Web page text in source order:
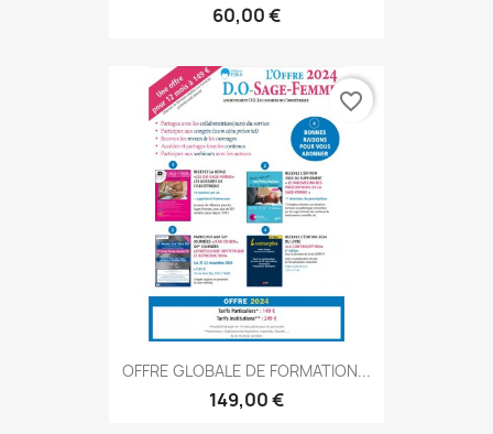
60,00 €
OFFRE GLOBALE DE FORMATION...
149,00 €
favorite_border